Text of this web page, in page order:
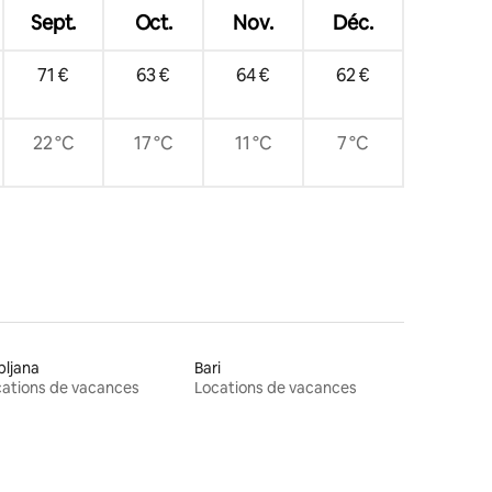
Sept. Oct. Nov. Déc.
71 € 63 € 64 € 62 €
22 °C 17 °C 11 °C 7 °C
de vacances
Bari
Locations de vacances